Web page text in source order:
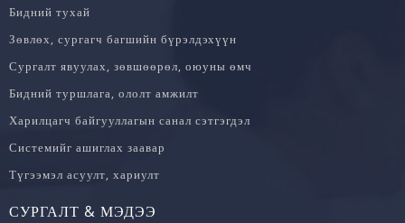
Бидний тухай
Зөвлөх, сургагч багшийн бүрэлдэхүүн
Сургалт явуулах, зөвшөөрөл, оюуны өмч
Бидний туршлага, ололт амжилт
Харилцагч байгууллагын санал сэтгэгдэл
Системийг ашиглах заавар
Түгээмэл асуулт, хариулт
СУРГАЛТ & МЭДЭЭ